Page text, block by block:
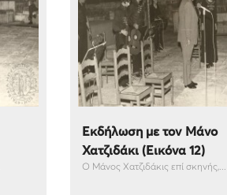
Εκδήλωση με τον Μάνο
Χατζιδάκι (Εικόνα 12)
Ο Μάνος Χατζιδάκις επί σκηνής,...